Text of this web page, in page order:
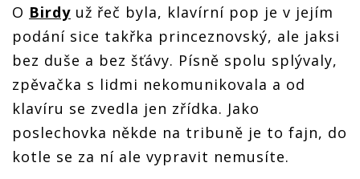
O Birdy už řeč byla, klavírní pop je v jejím
podání sice takřka princeznovský, ale jaksi
bez duše a bez šťávy. Písně spolu splývaly,
zpěvačka s lidmi nekomunikovala a od
klavíru se zvedla jen zřídka. Jako
poslechovka někde na tribuně je to fajn, do
kotle se za ní ale vypravit nemusíte.